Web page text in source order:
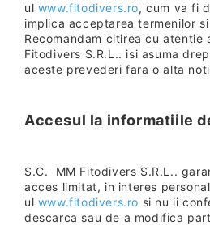
ul www.fitodivers.ro, cum va fi
implica acceptarea termenilor
Recomandam citirea cu atentie
Fitodivers S.R.L.. isi asuma
aceste prevederi fara o alta
Accesul la informatiile
S.C. MM Fitodivers S.R.L..
acces limitat, in interes
ul www.fitodivers.ro si nu ii
descarca sau de a modifica